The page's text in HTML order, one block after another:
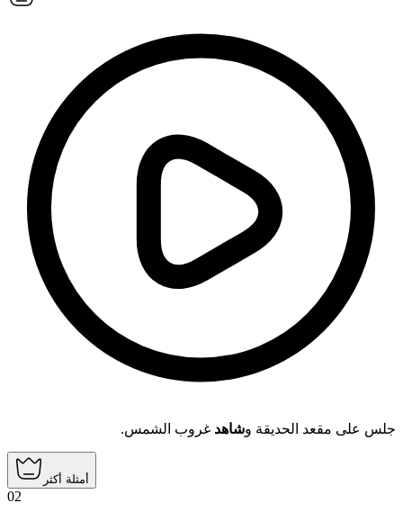
جلس على مقعد الحديقة وشاهد غروب الشمس.
أمثلة أكثر
02